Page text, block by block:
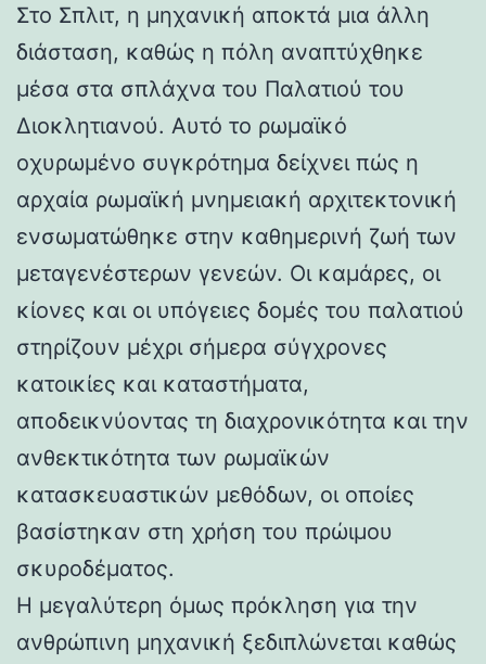
Στο Σπλιτ, η μηχανική αποκτά μια άλλη
διάσταση, καθώς η πόλη αναπτύχθηκε
μέσα στα σπλάχνα του Παλατιού του
Διοκλητιανού. Αυτό το ρωμαϊκό
οχυρωμένο συγκρότημα δείχνει πώς η
αρχαία ρωμαϊκή μνημειακή αρχιτεκτονική
ενσωματώθηκε στην καθημερινή ζωή των
μεταγενέστερων γενεών. Οι καμάρες, οι
κίονες και οι υπόγειες δομές του παλατιού
στηρίζουν μέχρι σήμερα σύγχρονες
κατοικίες και καταστήματα,
αποδεικνύοντας τη διαχρονικότητα και την
ανθεκτικότητα των ρωμαϊκών
κατασκευαστικών μεθόδων, οι οποίες
βασίστηκαν στη χρήση του πρώιμου
σκυροδέματος.
Η μεγαλύτερη όμως πρόκληση για την
ανθρώπινη μηχανική ξεδιπλώνεται καθώς